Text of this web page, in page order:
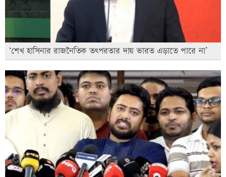
‘শেখ হাসিনার রাজনৈতিক তৎপরতার দায় ভারত এড়াতে পারে না’